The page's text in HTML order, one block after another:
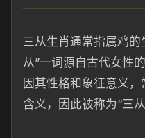
三从生肖通常指属鸡
从”一词源自古代女性
因其性格和象征意义
含义，因此被称为“三从